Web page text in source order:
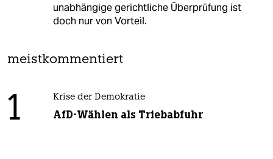
unabhängige gerichtliche Überprüfung ist
doch nur von Vorteil.
meistkommentiert
1 Krise der Demokratie
AfD-Wählen als Triebabfuhr